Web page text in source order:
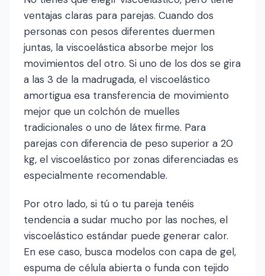
ventajas claras para parejas. Cuando dos
personas con pesos diferentes duermen
juntas, la viscoelástica absorbe mejor los
movimientos del otro. Si uno de los dos se gira
a las 3 de la madrugada, el viscoelástico
amortigua esa transferencia de movimiento
mejor que un colchón de muelles
tradicionales o uno de látex firme. Para
parejas con diferencia de peso superior a 20
kg, el viscoelástico por zonas diferenciadas es
especialmente recomendable.
Por otro lado, si tú o tu pareja tenéis
tendencia a sudar mucho por las noches, el
viscoelástico estándar puede generar calor.
En ese caso, busca modelos con capa de gel,
espuma de célula abierta o funda con tejido